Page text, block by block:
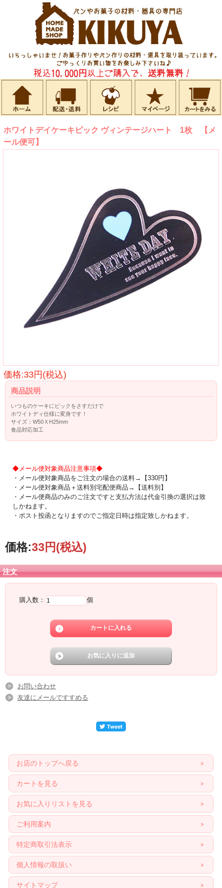
ホワイトデイケーキピック ヴィンテージハート 1枚 【メ
ール便可】
価格:33円(税込)
商品説明
いつものケーキにピックをさすだけで
ホワイトディ仕様に変身です！
サイズ：W50ＸH25mm
食品対応加工
◆メール便対象商品注意事項◆
・メール便対象商品をご注文の場合の送料→【330円】
・メール便対象商品＋送料別宅配便商品→【送料別】
・メール便商品のみのご注文ですと支払方法は代金引換の選択は致
しかねます。
・ポスト投函となりますのでご指定日時は指定致しかねます。
価格:33円(税込)
注文
購入数： 個
お問い合わせ
友達にメールですすめる
お店のトップへ戻る
カートを見る
お気に入りリストを見る
ご利用案内
特定商取引法表示
個人情報の取扱い
サイトマップ